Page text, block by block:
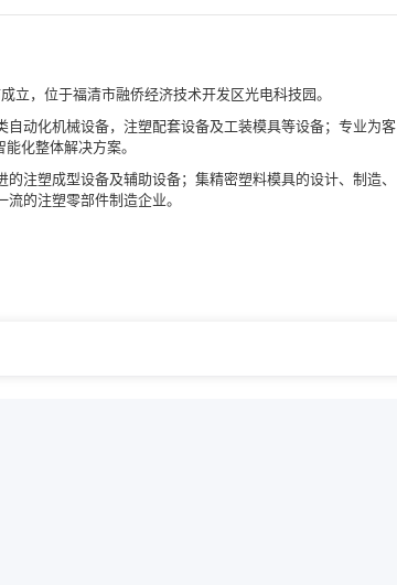
立，位于福清市融侨经济技术开发区光电科技园。
动化机械设备，注塑配套设备及工装模具等设备；专业为客
化整体解决方案。
注塑成型设备及辅助设备；集精密塑料模具的设计、制造、
的注塑零部件制造企业。